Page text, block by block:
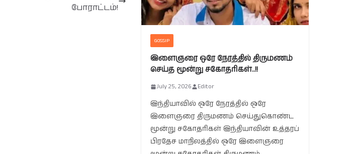
போராட்டம்!
GOSSIP
இளைஞரை ஒரே நேரத்தில் திருமணம்
செய்த மூன்று சகோதரிகள்..!!
July 25, 2026 Editor
இந்தியாவில் ஒரே நேரத்தில் ஒரே
இளைஞரை திருமணம் செய்துகொண்ட
மூன்று சகோதரிகள் இந்தியாவின் உத்தரப்
பிரதேச மாநிலத்தில் ஒரே இளைஞரை